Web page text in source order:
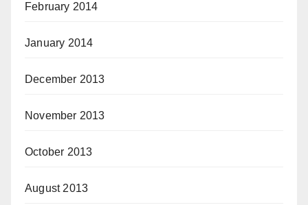
February 2014
January 2014
December 2013
November 2013
October 2013
August 2013